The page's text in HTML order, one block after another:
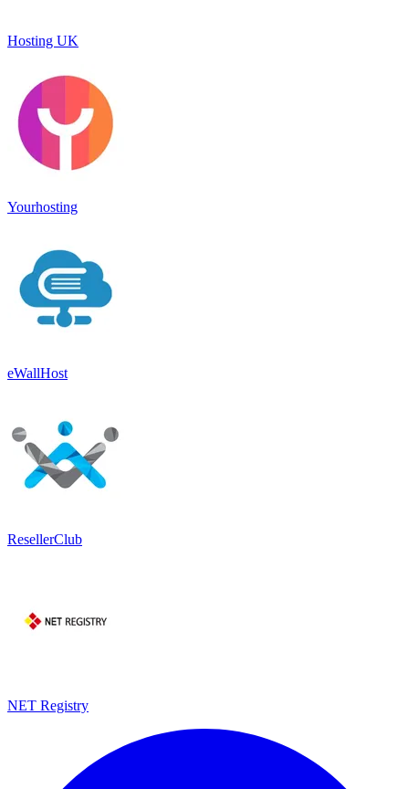
Hosting UK
Yourhosting
eWallHost
ResellerClub
NET Registry